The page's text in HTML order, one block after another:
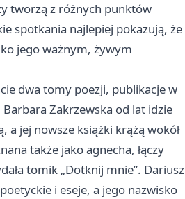
tworzą z różnych punktów
spotkania najlepiej pokazują, że
jego ważnym, żywym
dwa tomy poezji, publikacje w
Zakrzewska od lat idzie
jej nowsze książki krążą wokół
także jako agnecha, łączy
tomik „Dotknij mnie”. Dariusz
i eseje, a jego nazwisko